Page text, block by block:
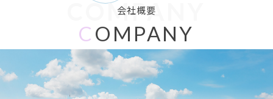
会社概要
COMPANY
C OMPANY